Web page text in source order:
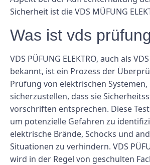
Sicherheit ist die VDS MÜFUNG
Was ist vds
VDS PÜFUNG ELEKTRO, auch als
bekannt, ist ein Prozess der
Prüfung von elektrischen Systemen,
sicherzustellen, dass sie
vorschriften entsprechen. Diese
um potenzielle Gefahren zu
elektrische Brände, Schocks und
Situationen zu verhindern. VDS
wird in der Regel von geschulten